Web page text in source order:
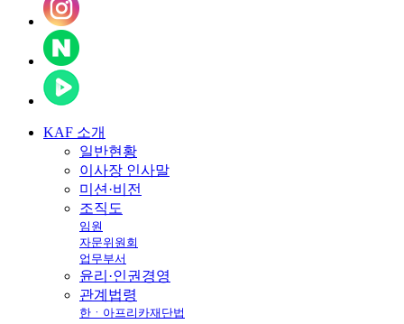
KAF 소개
일반현황
이사장 인사말
미션·비전
조직도
임원
자문위원회
업무부서
윤리·인권경영
관계법령
한ㆍ아프리카재단법